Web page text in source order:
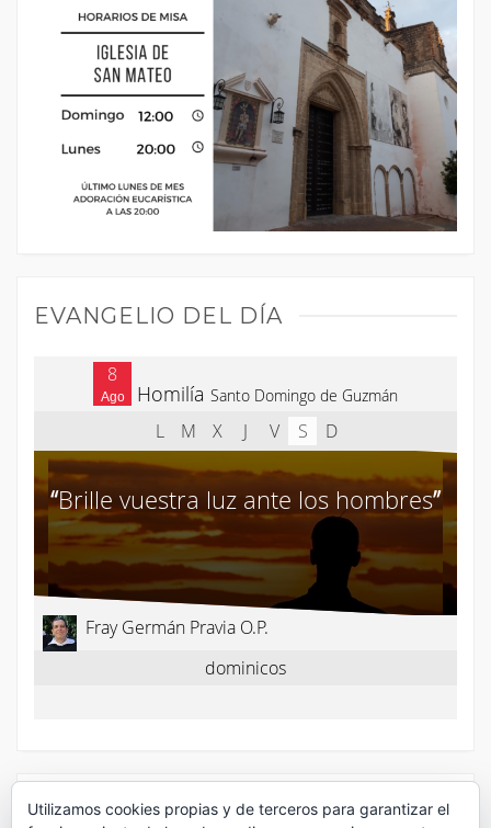
EVANGELIO DEL DÍA
¡Síguenos en Twitter!
Utilizamos cookies propias y de terceros para garantizar el